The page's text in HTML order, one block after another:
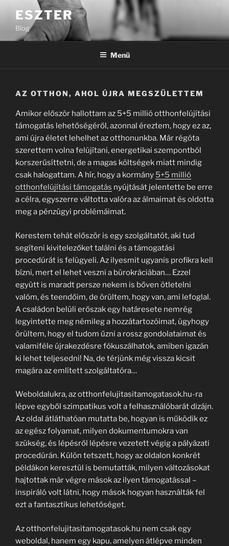
Tartalomhoz
ESZTER
Blog
Menü
AZ OTTHON, AHOL ÚJRA MEGSZÜLETTEM
Amikor először hallottam az 5+5 millió otthonfelújítási
támogatás lehetőségéről, azonnal éreztem, hogy ez az,
ami újra életet lehelhet az otthonunkba. Már régóta
szerettem volna felújítani, energetikai szempontból
korszerűsíttetni, de a magas költségek miatt mindig
csak halogattam. A hír, hogy a kormány 5+5 millió
otthonfelújítási támogatás nyújtását jelentette be erre
a célra, egyszerre váltotta valóra az álmaimat és oldotta
meg a pénzügyi problémáimat.
Kerestem tehát először is egy szolgáltatót, aki tud
segíteni kivitelezőket találni és a támogatási
procedúrát is felügyeli. Az ilyesmit ugyanis profikra kell
bízni, mert el lehet veszni a bürokráciában… Ezzel
együtt is maradt persze nekem is bőven ötletelni
valóm, és teendőim, de örültem, hogy van, ami lefoglal.
A családon belüli erőszak egy határesete nemrég
legyintette meg némileg a hozzátartozóimat, úgyhogy
örültem, hogy el tudom űzni a rossz gondolataimat és
valamiféle újrakezdésre fókuszálhatok, amiben igazán
ki lehet teljesedni! Na, de térjünk még vissza kicsit
magára az említett szolgáltatóra…
Weboldalukra, az otthonfelujitasitamogatasok.hu-ra
lépve egyből szimpatikus volt a felhasználóbarát dizájn.
Az oldal átláthatóan mutatta be, hogyan is működik ez
az egész folyamat, milyen dokumentumokra van
szükség, és lépésről lépésre vezetett végig a pályázati
procedúrán. Külön tetszett, hogy az oldalon konkrét
példákon keresztül is bemutatták, milyen változásokat
hajtottak már végre mások az ilyen támogatással –
inspiráló volt látni, hogy mások hogyan használták fel
ezt a fantasztikus lehetőséget.
Az otthonfelujitasitamogatasok.hu nem csak egy
weboldal, hanem egy kapu, amelyen átlépve minden